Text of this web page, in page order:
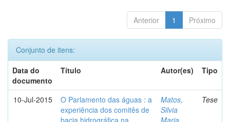
Anterior 1 Próximo
Conjunto de itens:
Data do
documento
Título Autor(es) Tipo
10-Jul-2015
O Parlamento das águas : a
experiência dos comitês de
bacia hidrográfica na
Matos,
Silvia
Maria
Tese